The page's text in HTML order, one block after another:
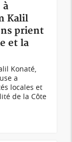
à
Kalil
prient
et la
Konaté,
a
locales et
de la Côte